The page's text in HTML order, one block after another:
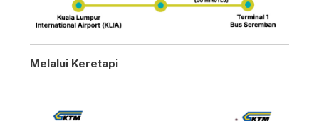
Melalui Keretapi